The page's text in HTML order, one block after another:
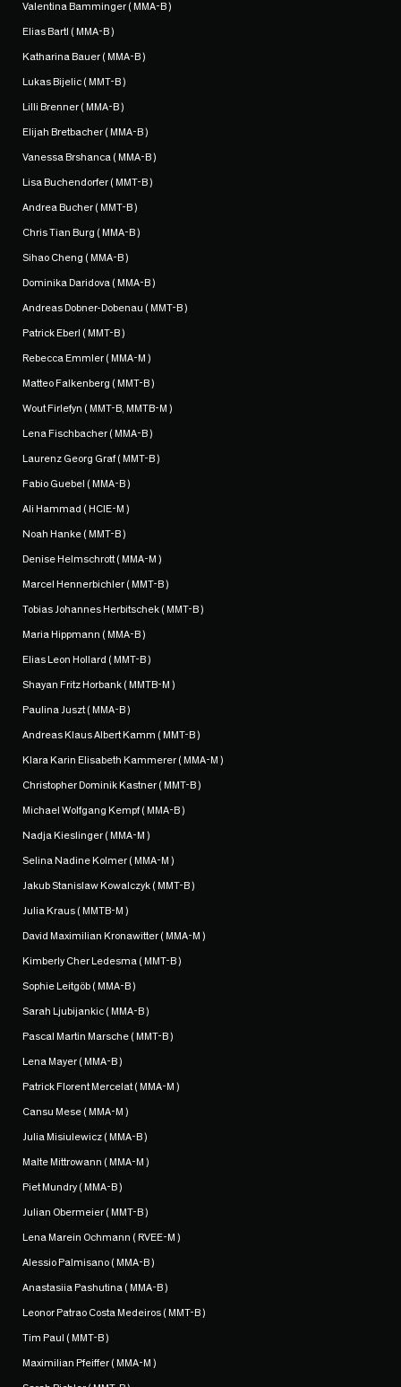
Valentina Bamminger ( MMA-B )
Elias Bartl ( MMA-B )
Katharina Bauer ( MMA-B )
Lukas Bijelic ( MMT-B )
Lilli Brenner ( MMA-B )
Elijah Bretbacher ( MMA-B )
Vanessa Brshanca ( MMA-B )
Lisa Buchendorfer ( MMT-B )
Andrea Bucher ( MMT-B )
Chris Tian Burg ( MMA-B )
Sihao Cheng ( MMA-B )
Dominika Daridova ( MMA-B )
Andreas Dobner-Dobenau ( MMT-B )
Patrick Eberl ( MMT-B )
Rebecca Emmler ( MMA-M )
Matteo Falkenberg ( MMT-B )
Wout Firlefyn ( MMT-B, MMTB-M )
Lena Fischbacher ( MMA-B )
Laurenz Georg Graf ( MMT-B )
Fabio Guebel ( MMA-B )
Ali Hammad ( HCIE-M )
Noah Hanke ( MMT-B )
Denise Helmschrott ( MMA-M )
Marcel Hennerbichler ( MMT-B )
Tobias Johannes Herbitschek ( MMT-B )
Maria Hippmann ( MMA-B )
Elias Leon Hollard ( MMT-B )
Shayan Fritz Horbank ( MMTB-M )
Paulina Juszt ( MMA-B )
Andreas Klaus Albert Kamm ( MMT-B )
Klara Karin Elisabeth Kammerer ( MMA-M )
Christopher Dominik Kastner ( MMT-B )
Michael Wolfgang Kempf ( MMA-B )
Nadja Kieslinger ( MMA-M )
Selina Nadine Kolmer ( MMA-M )
Jakub Stanislaw Kowalczyk ( MMT-B )
Julia Kraus ( MMTB-M )
David Maximilian Kronawitter ( MMA-M )
Kimberly Cher Ledesma ( MMT-B )
Sophie Leitgöb ( MMA-B )
Sarah Ljubijankic ( MMA-B )
Pascal Martin Marsche ( MMT-B )
Lena Mayer ( MMA-B )
Patrick Florent Mercelat ( MMA-M )
Cansu Mese ( MMA-M )
Julia Misiulewicz ( MMA-B )
Malte Mittrowann ( MMA-M )
Piet Mundry ( MMA-B )
Julian Obermeier ( MMT-B )
Lena Marein Ochmann ( RVEE-M )
Alessio Palmisano ( MMA-B )
Anastasiia Pashutina ( MMA-B )
Leonor Patrao Costa Medeiros ( MMT-B )
Tim Paul ( MMT-B )
Maximilian Pfeiffer ( MMA-M )